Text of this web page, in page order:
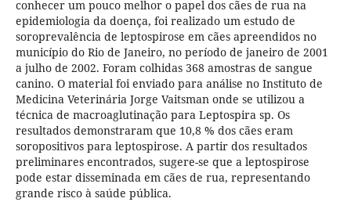
conhecer um pouco melhor o papel dos cães de rua na
epidemiologia da doença, foi realizado um estudo de
soroprevalência de leptospirose em cães apreendidos no
município do Rio de Janeiro, no período de janeiro de 2001
a julho de 2002. Foram colhidas 368 amostras de sangue
canino. O material foi enviado para análise no Instituto de
Medicina Veterinária Jorge Vaitsman onde se utilizou a
técnica de macroaglutinação para Leptospira sp. Os
resultados demonstraram que 10,8 % dos cães eram
soropositivos para leptospirose. A partir dos resultados
preliminares encontrados, sugere-se que a leptospirose
pode estar disseminada em cães de rua, representando
grande risco à saúde pública.